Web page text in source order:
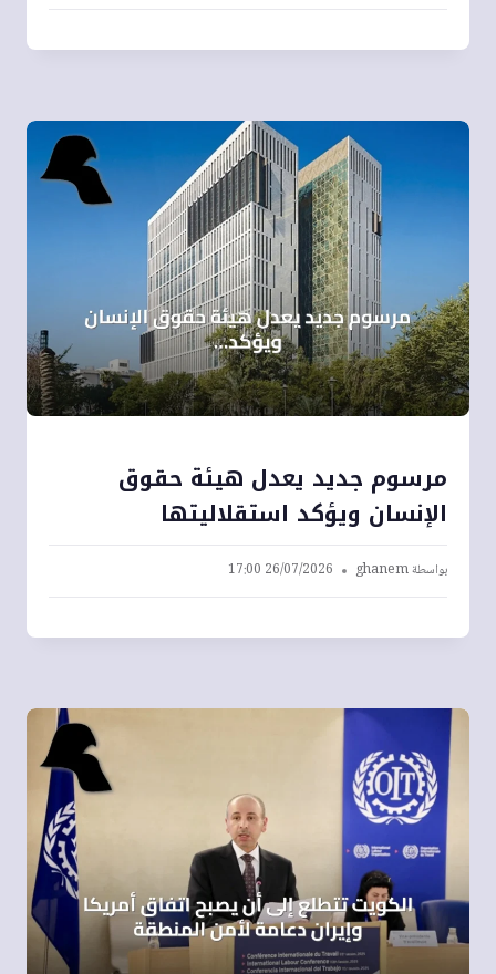
مرسوم جديد يعدل هيئة حقوق
الإنسان ويؤكد استقلاليتها
بواسطةghanem
26/07/2026 17:00